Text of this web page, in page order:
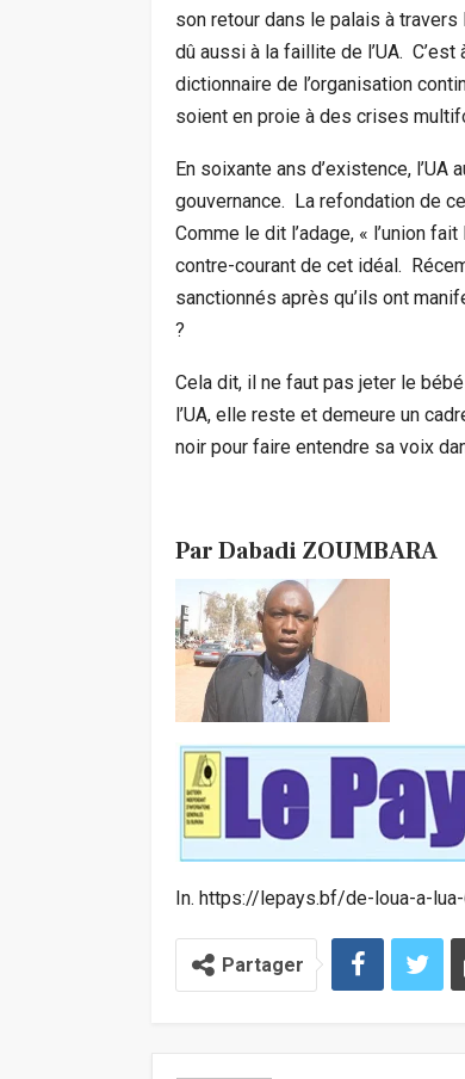
son retour dans le palais à travers
dû aussi à la faillite de l’UA.
dictionnaire de l’organisation
soient en proie à des crises
En soixante ans d’existence, l’UA
gouvernance. La refondation de
Comme le dit l’adage, « l’union
contre-courant de cet idéal.
sanctionnés après qu’ils ont
?
Cela dit, il ne faut pas jeter le bébé
l’UA, elle reste et demeure un
noir pour faire entendre sa voix
Par Dabadi ZOUMBARA
In. https://lepays.bf/de-loua-a-
Partager